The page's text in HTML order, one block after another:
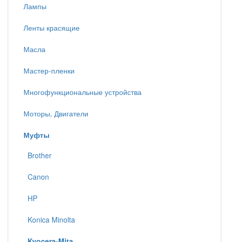
Лампы
Ленты красящие
Масла
Мастер-пленки
Многофункциональные устройства
Моторы, Двигатели
Муфты
Brother
Canon
HP
Konica Minolta